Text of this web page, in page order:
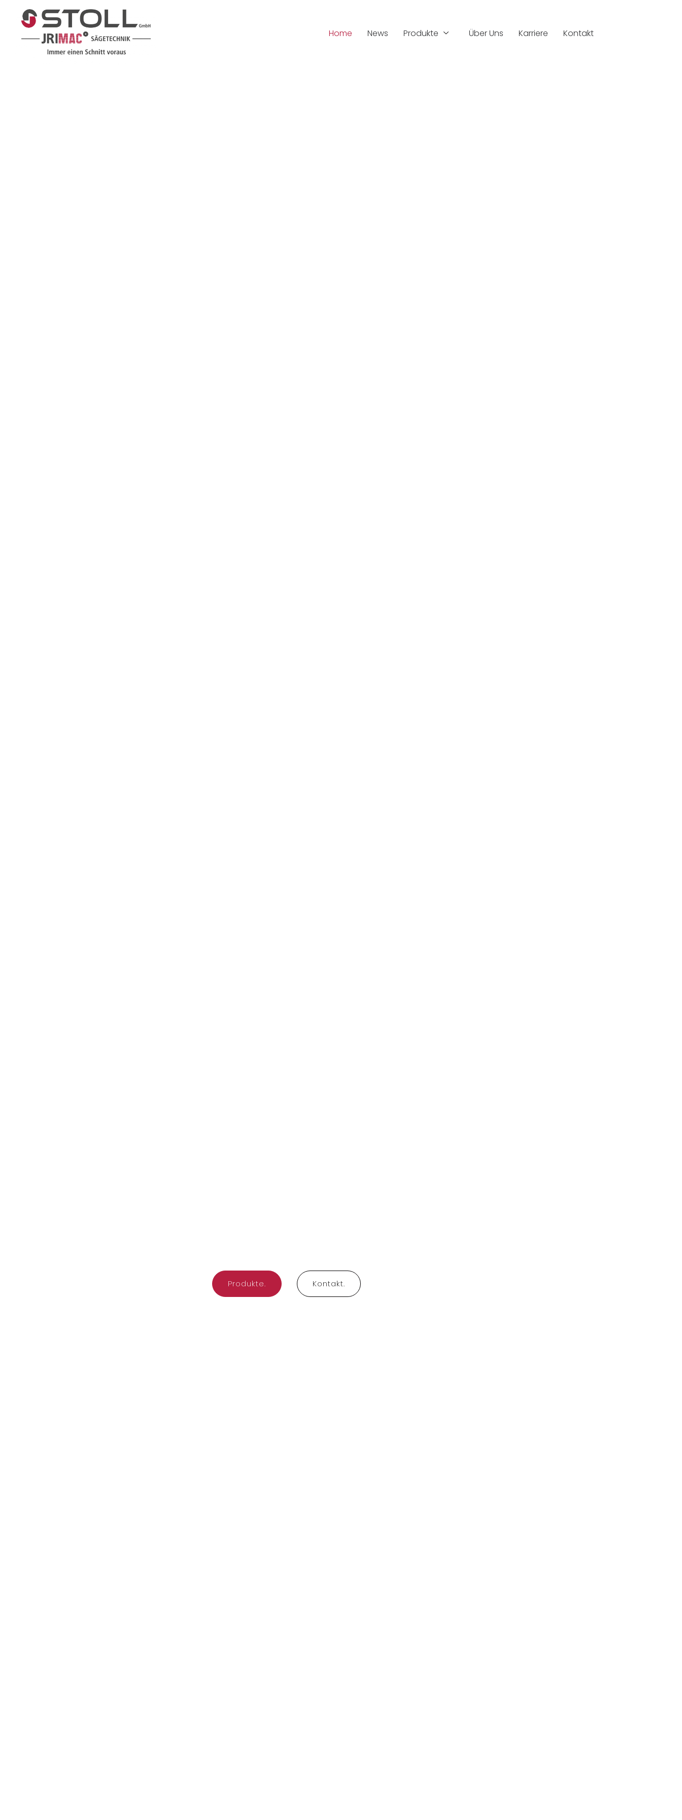
Home News Produkte Über Uns Karriere Kontakt
Produkte. Kontakt.